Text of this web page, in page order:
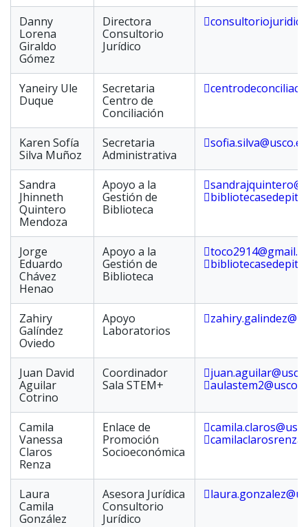
Danny
Lorena
Giraldo
Gómez
Directora
Consultorio
Jurídico
Yaneiry Ule
Duque
Secretaria
Centro de
Conciliación
Karen Sofía
Silva Muñoz
Secretaria
Administrativa
Sandra
Jhinneth
Quintero
Mendoza
Apoyo a la
Gestión de
Biblioteca
Jorge
Eduardo
Chávez
Henao
Apoyo a la
Gestión de
Biblioteca
Zahiry
Galíndez
Oviedo
Apoyo
Laboratorios
Juan David
Aguilar
Cotrino
Coordinador
Sala STEM+
Camila
Vanessa
Claros
Renza
Enlace de
Promoción
Socioeconómica
Laura
Camila
González
Asesora Jurídica
Consultorio
Jurídico